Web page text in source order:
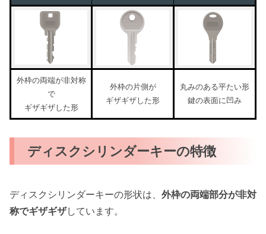
外枠の両端が非対称
で
ギザギザした形
外枠の片側が
ギザギザした形
丸みのある平たい形
鍵の表面に凹み
ディスクシリンダーキーの特徴
ディスクシリンダーキーの形状は、 外枠の両端部分が非対
称でギザギザしています。